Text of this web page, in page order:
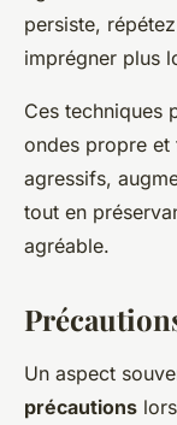
persiste,
imprégner plus
Ces techniques
ondes propre et
agressifs,
tout en
agréable.
Un aspect
précautions